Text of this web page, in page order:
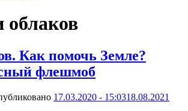
облаков
Как помочь Земле?
флешмоб
17.03.2020 - 15:0318.08.2021